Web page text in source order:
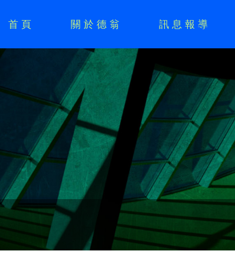
首頁 關於德翁 訊息報導